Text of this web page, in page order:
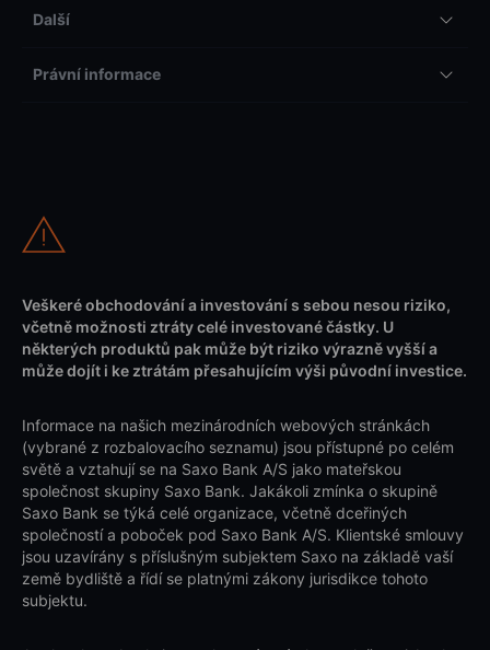
Další
Právní informace
Veškeré obchodování a investování s sebou nesou riziko,
včetně možnosti ztráty celé investované částky. U
některých produktů pak může být riziko výrazně vyšší a
může dojít i ke ztrátám přesahujícím výši původní investice.
Informace na našich mezinárodních webových stránkách
(vybrané z rozbalovacího seznamu) jsou přístupné po celém
světě a vztahují se na Saxo Bank A/S jako mateřskou
společnost skupiny Saxo Bank. Jakákoli zmínka o skupině
Saxo Bank se týká celé organizace, včetně dceřiných
společností a poboček pod Saxo Bank A/S. Klientské smlouvy
jsou uzavírány s příslušným subjektem Saxo na základě vaší
země bydliště a řídí se platnými zákony jurisdikce tohoto
subjektu.